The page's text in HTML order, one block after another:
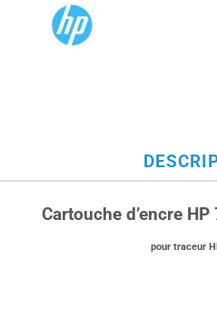
Cartouche d’encre
pour traceur